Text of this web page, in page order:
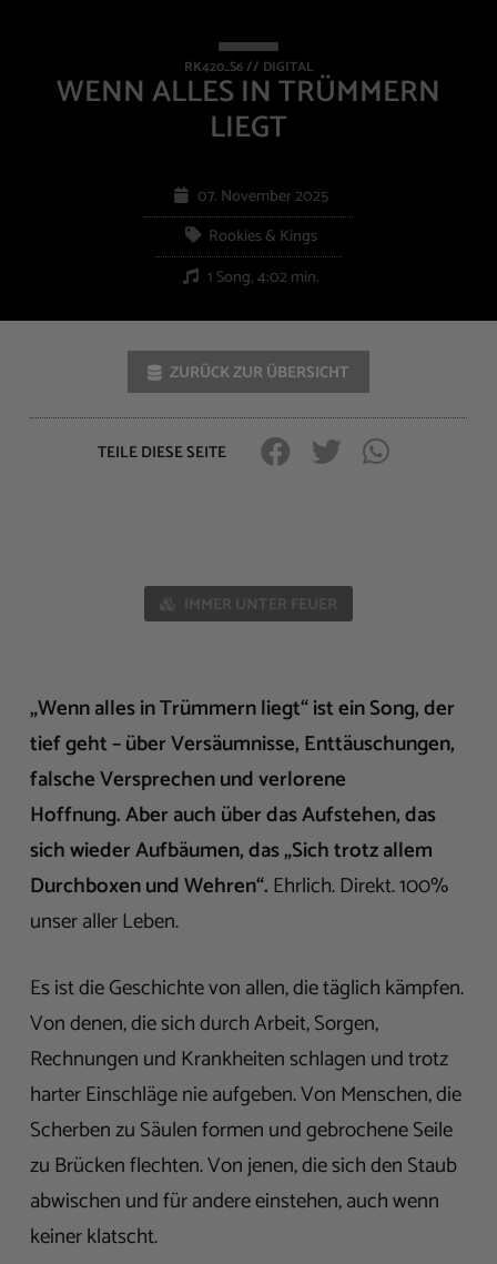
RK420_S6 // DIGITAL
WENN ALLES IN TRÜMMERN
LIEGT
07. November 2025
Rookies & Kings
1 Song, 4:02 min.
ZURÜCK ZUR ÜBERSICHT
TEILE DIESE SEITE
IMMER UNTER FEUER
„Wenn alles in Trümmern liegt“ ist ein Song, der
tief geht – über Versäumnisse, Enttäuschungen,
falsche Versprechen und verlorene
Hoffnung. Aber auch über das Aufstehen, das
sich wieder Aufbäumen, das „Sich trotz allem
Durchboxen und Wehren“.Ehrlich. Direkt. 100%
unser aller Leben.
Es ist die Geschichte von allen, die täglich kämpfen.
Von denen, die sich durch Arbeit, Sorgen,
Rechnungen und Krankheiten schlagen und trotz
harter Einschläge nie aufgeben. Von Menschen, die
Scherben zu Säulen formen und gebrochene Seile
zu Brücken flechten. Von jenen, die sich den Staub
abwischen und für andere einstehen, auch wenn
keiner klatscht.